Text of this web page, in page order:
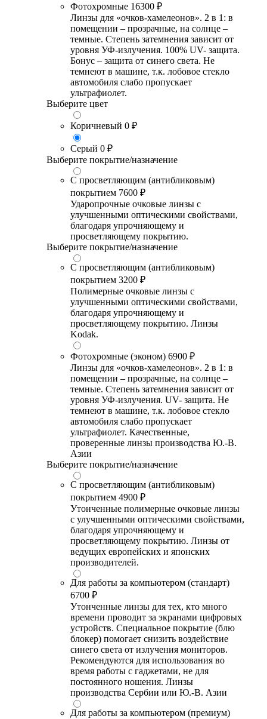
Фотохромные 16300 ₽
Линзы для «очков-хамелеонов». 2 в 1: в
помещении – прозрачные, на солнце –
темные. Степень затемнения зависит от
уровня УФ-излучения. 100% UV- защита.
Бонус – защита от синего света. Не
темнеют в машине, т.к. лобовое стекло
автомобиля слабо пропускает
ультрафиолет.
Выберите цвет
Коричневый 0 ₽
Серый 0 ₽
Выберите покрытие/назначение
С просветляющим (антибликовым)
покрытием 7600 ₽
Ударопрочные очковые линзы с
улучшенными оптическими свойствами,
благодаря упрочняющему и
просветляющему покрытию.
Выберите покрытие/назначение
С просветляющим (антибликовым)
покрытием 3200 ₽
Полимерные очковые линзы с
улучшенными оптическими свойствами,
благодаря упрочняющему и
просветляющему покрытию. Линзы
Kodak.
Фотохромные (эконом) 6900 ₽
Линзы для «очков-хамелеонов». 2 в 1: в
помещении – прозрачные, на солнце –
темные. Степень затемнения зависит от
уровня УФ-излучения. UV- защита. Не
темнеют в машине, т.к. лобовое стекло
автомобиля слабо пропускает
ультрафиолет. Качественные,
проверенные линзы производства Ю.-В.
Азии
Выберите покрытие/назначение
С просветляющим (антибликовым)
покрытием 4900 ₽
Утонченные полимерные очковые линзы
с улучшенными оптическими свойствами,
благодаря упрочняющему и
просветляющему покрытию. Линзы от
ведущих европейских и японских
производителей.
Для работы за компьютером (стандарт)
6700 ₽
Утонченные линзы для тех, кто много
времени проводит за экранами цифровых
устройств. Специальное покрытие (блю
блокер) помогает снизить воздействие
синего света от излучения мониторов.
Рекомендуются для использования во
время работы с гаджетами, не для
постоянного ношения. Линзы
производства Сербии или Ю.-В. Азии
Для работы за компьютером (премиум)